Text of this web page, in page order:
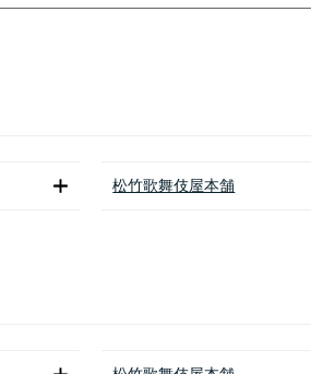
松竹歌舞伎屋本舗